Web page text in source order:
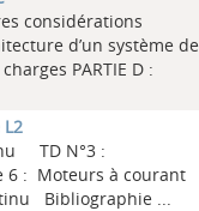
considérations
d’un système de
PARTIE D :
TD N°3 :
6 : Moteurs à courant
Bibliographie ...